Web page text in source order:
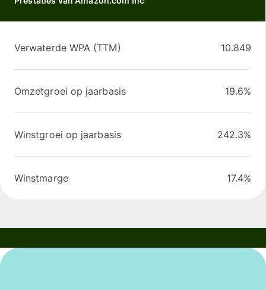
Verwaterde WPA (TTM) 10.849
Omzetgroei op jaarbasis 19.6%
Winstgroei op jaarbasis 242.3%
Winstmarge 17.4%